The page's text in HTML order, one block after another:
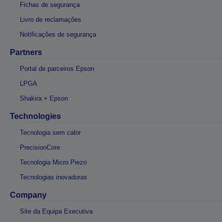
Fichas de segurança
Livro de reclamações
Notificações de segurança
Partners
Portal de parceiros Epson
LPGA
Shakira + Epson
Technologies
Tecnologia sem calor
PrecisionCore
Tecnologia Micro Piezo
Tecnologias inovadoras
Company
Site da Equipa Executiva